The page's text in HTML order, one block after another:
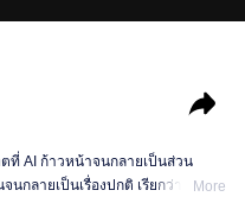
ตที่ AI ก้าวหน้าจนกลายเป็นส่วน
กลายเป็นเรื่องปกติ เรียกว่า "ฮิวมา
More